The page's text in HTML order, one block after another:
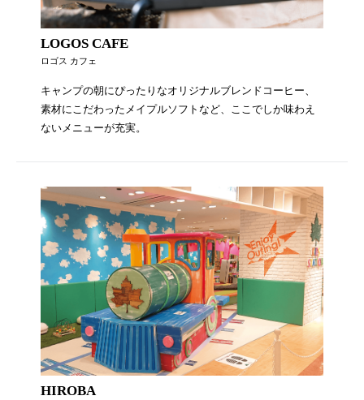
LOGOS CAFE
ロゴス カフェ
キャンプの朝にぴったりなオリジナルブレンドコーヒー、
素材にこだわったメイプルソフトなど、ここでしか味わえ
ないメニューが充実。
HIROBA